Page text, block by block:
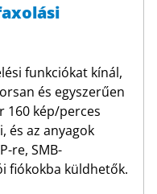
funkciókat kínál,
és egyszerűen
160 kép/perces
és az anyagok
re, SMB-
fiókokba küldhetők.